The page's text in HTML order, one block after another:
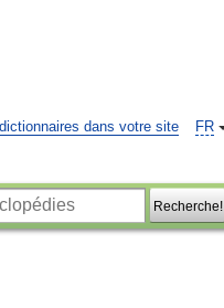
FR
dans votre site
Recherche!